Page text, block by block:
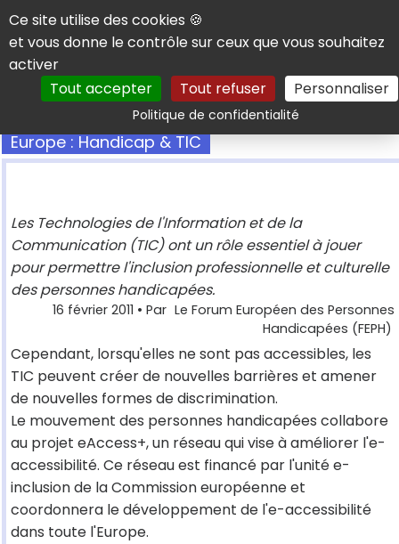
Panneau de gestion des cookies
Ce site utilise des cookies 🍪
et vous donne le contrôle sur ceux que vous souhaitez
activer
Tout accepter
Tout refuser Personnaliser
Politique de confidentialitéRechercher
Europe : Handicap & TIC
Les Technologies de l'Information et de la
Communication (TIC) ont un rôle essentiel à jouer
pour permettre l'inclusion professionnelle et culturelle
des personnes handicapées.
16 février 2011 • Par Le Forum Européen des Personnes
Handicapées (FEPH)
Cependant, lorsqu'elles ne sont pas accessibles, les
TIC peuvent créer de nouvelles barrières et amener
de nouvelles formes de discrimination.
Le mouvement des personnes handicapées collabore
au projet eAccess+, un réseau qui vise à améliorer l'e-
accessibilité. Ce réseau est financé par l'unité e-
inclusion de la Commission européenne et
coordonnera le développement de l'e-accessibilité
dans toute l'Europe.